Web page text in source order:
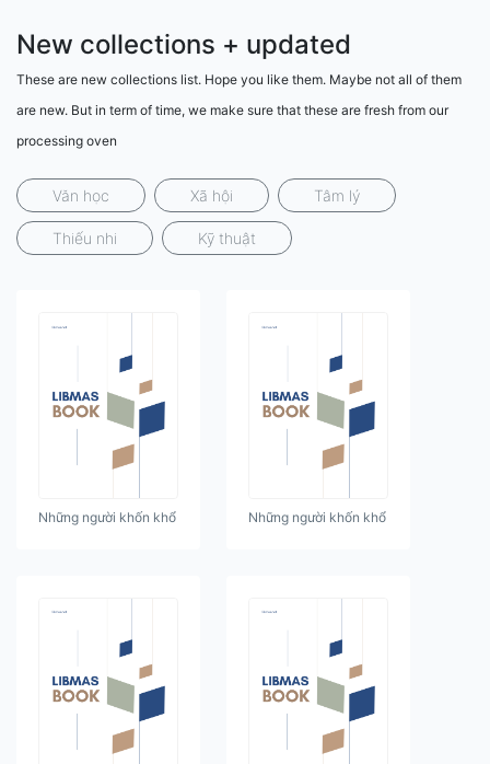
New collections + updated
These are new collections list. Hope you like them. Maybe not all of them
are new. But in term of time, we make sure that these are fresh from our
processing oven
Văn học Xã hội Tâm lý
Thiếu nhi Kỹ thuật
Những người khốn khổ Những người khốn khổ